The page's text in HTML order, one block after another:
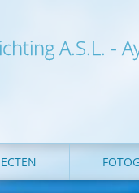
A.S.L. -